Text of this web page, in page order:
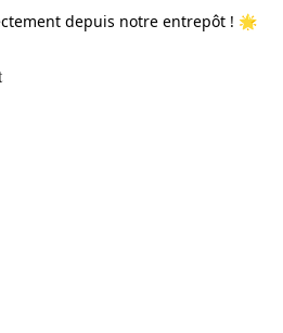
depuis notre entrepôt ! 🌟